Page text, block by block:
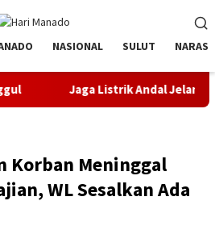
NASIONAL SULUT NARASI
Andal Jelang HUT ke-81 RI,
Korban Meninggal
WL Sesalkan Ada